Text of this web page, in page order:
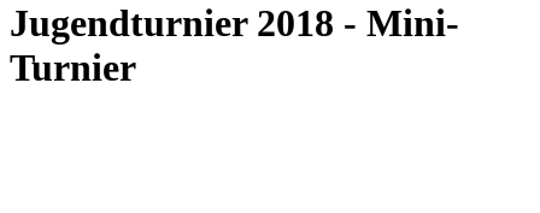
Jugendturnier 2018 - Mini-
Turnier